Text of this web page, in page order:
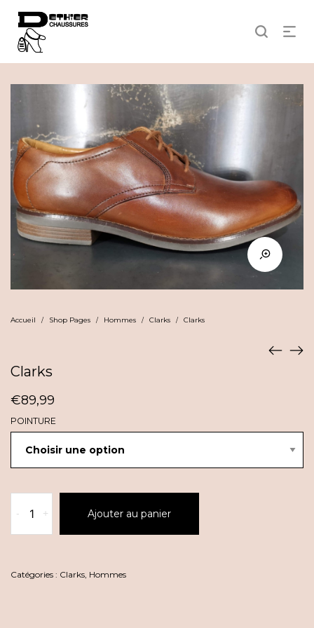
Accueil / Shop Pages / Hommes / Clarks / Clarks
Clarks
€89,99
POINTURE
-
de
Clarks
+ Ajouter au panier
Catégories : Clarks, Hommes